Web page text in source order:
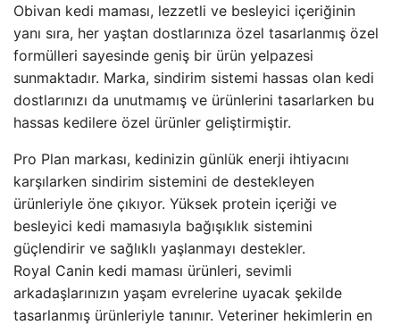
Obivan kedi maması, lezzetli ve besleyici içeriğinin
yanı sıra, her yaştan dostlarınıza özel tasarlanmış özel
formülleri sayesinde geniş bir ürün yelpazesi
sunmaktadır. Marka, sindirim sistemi hassas olan kedi
dostlarınızı da unutmamış ve ürünlerini tasarlarken bu
hassas kedilere özel ürünler geliştirmiştir.
Pro Plan markası, kedinizin günlük enerji ihtiyacını
karşılarken sindirim sistemini de destekleyen
ürünleriyle öne çıkıyor. Yüksek protein içeriği ve
besleyici kedi mamasıyla bağışıklık sistemini
güçlendirir ve sağlıklı yaşlanmayı destekler.
Royal Canin kedi maması ürünleri, sevimli
arkadaşlarınızın yaşam evrelerine uyacak şekilde
tasarlanmış ürünleriyle tanınır. Veteriner hekimlerin en